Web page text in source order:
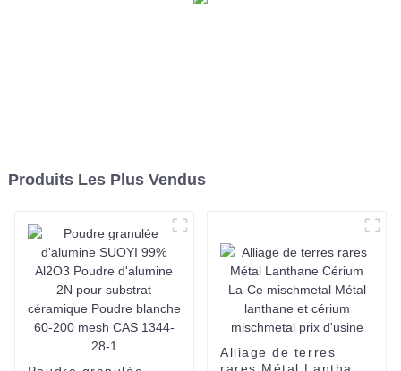
Produits Les Plus Vendus
Alliage de terres
rares Métal Lanthane